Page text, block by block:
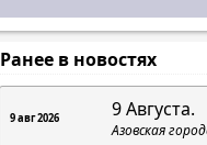
Ранее в новостях
9 авг 2026 9 Августа.
Азовская